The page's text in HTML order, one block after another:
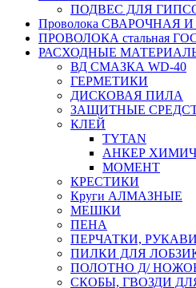
ПОДВЕС ДЛЯ
Проволока СВАРОЧНАЯ И
ПРОВОЛОКА стальная
РАСХОДНЫЕ
ВД СМАЗКА WD-40
ГЕРМЕТИКИ
ДИСКОВАЯ ПИЛА
ЗАЩИТНЫЕ
КЛЕЙ
TYTAN
АНКЕР
МОМЕНТ
КРЕСТИКИ
Круги АЛМАЗНЫЕ
МЕШКИ
ПЕНА
ПЕРЧАТКИ,
ПИЛКИ ДЛЯ
ПОЛОТНО Д/
СКОБЫ, ГВОЗДИ